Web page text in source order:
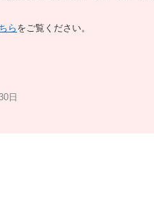
らをご覧ください。
日